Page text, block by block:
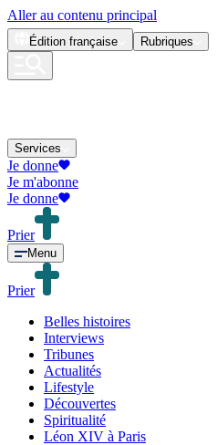
Aller au contenu principal
Édition française Rubriques
Services
Je donne
Je m'abonne
Je donne
Prier
Menu
Prier
Belles histoires
Interviews
Tribunes
Actualités
Lifestyle
Découvertes
Spiritualité
Léon XIV à Paris